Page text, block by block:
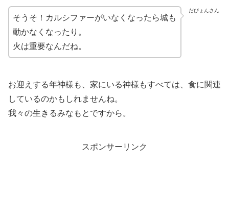
だびょんさん
そうそ！カルシファーがいなくなったら城も
動かなくなったり。
火は重要なんだね。
お迎えする年神様も、家にいる神様もすべては、食に関連
しているのかもしれませんね。
我々の生きるみなもとですから。
スポンサーリンク